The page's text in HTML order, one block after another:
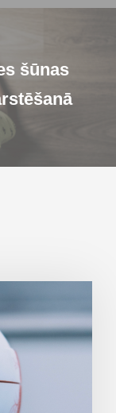
šūnas